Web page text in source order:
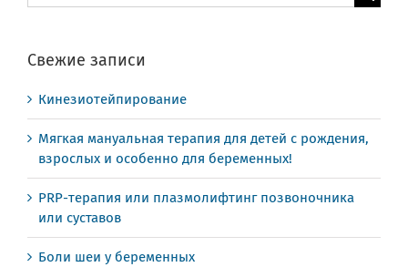
поиска:
Свежие записи
Кинезиотейпирование
Мягкая мануальная терапия для детей с рождения,
взрослых и особенно для беременных!
PRP-терапия или плазмолифтинг позвоночника
или суставов
Боли шеи у беременных